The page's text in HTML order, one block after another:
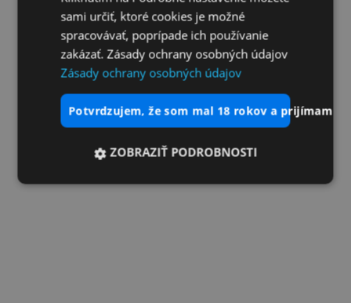
sami určiť, ktoré cookies je možné
spracovávať, poprípade ich používanie
zakázať. Zásady ochrany osobných údajov
Zásady ochrany osobných údajov
potvrdzujem, že som mal 18 rokov a prijímam
ZOBRAZIŤ PODROBNOSTI